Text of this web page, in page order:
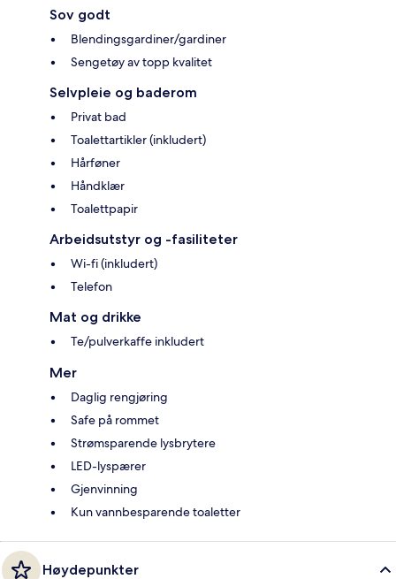
Sov godt
Blendingsgardiner/gardiner
Sengetøy av topp kvalitet
Selvpleie og baderom
Privat bad
Toalettartikler (inkludert)
Hårføner
Håndklær
Toalettpapir
Arbeidsutstyr og -fasiliteter
Wi-fi (inkludert)
Telefon
Mat og drikke
Te/pulverkaffe inkludert
Mer
Daglig rengjøring
Safe på rommet
Strømsparende lysbrytere
LED-lyspærer
Gjenvinning
Kun vannbesparende toaletter
Høydepunkter